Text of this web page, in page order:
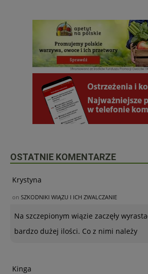
OSTATNIE KOMENTARZE
Krystyna
on SZKODNIKI WIĄZU I ICH ZWALCZANIE
Na szczepionym wiązie zaczęły
bardzo dużej ilości. Co z nimi należy
Kinga